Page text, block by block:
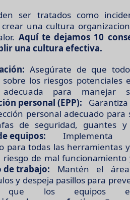
ser tratados como
una cultura
Aquí te dejamos 10
una cultura efectiva.
Asegúrate de que
los riesgos
para manejar
personal (EPP):
personal adecuado para
de seguridad, guantes y
equipos: Implementa
para todas las herramientas
de mal funcionamiento
de trabajo: Mantén el
y despeja pasillos para
los equipos